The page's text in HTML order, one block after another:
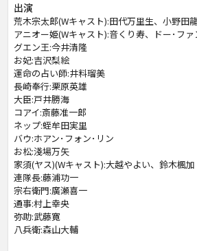
出演
荒木宗太郎(Wキャスト):田代万里生、小野田
アニオー姫(Wキャスト):音くり寿、ドー･フ
グエン王:今井清隆
お妃:吉沢梨絵
運命の占い師:井料瑠美
長崎奉行:栗原英雄
大臣:戸井勝海
コアイ:斎藤准一郎
ネップ:蛭牟田実里
バウ:ホアン･フォン･リン
お松:淺場万矢
家須(ヤス)(Wキャスト):大越やよい、鈴木楓加
連隊長:藤浦功一
宗右衛門:廣瀬喜一
通事:村上幸央
弥助:武藤寛
八兵衛:森山大輔